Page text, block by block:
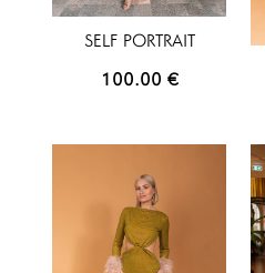
SELF PORTRAIT
100.00 €